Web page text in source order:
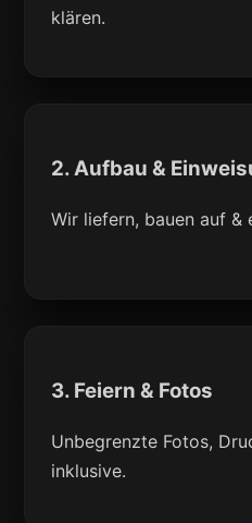
klären.
2. Aufbau &
Wir liefern, bauen auf &
3. Feiern & Fotos
Unbegrenzte Fotos,
inklusive.